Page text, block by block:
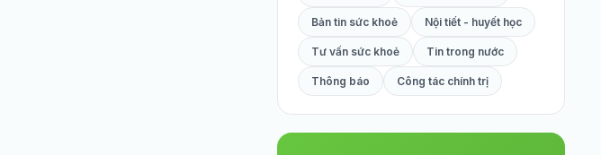
Bản tin sức khoẻ Nội tiết - huyết học
Tư vấn sức khoẻ Tin trong nước
Thông báo Công tác chính trị